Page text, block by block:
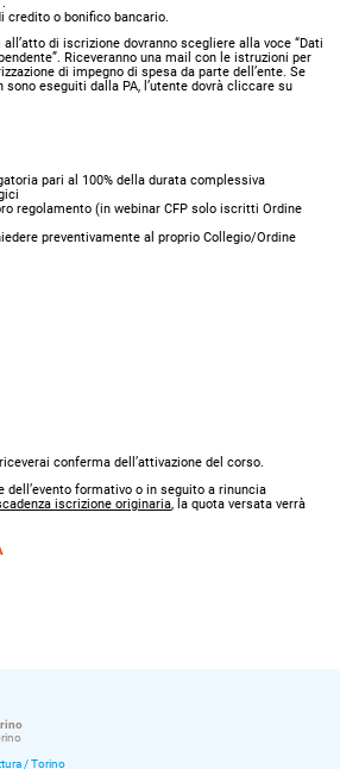
credito o bonifico bancario.
di iscrizione dovranno scegliere alla voce “Dati
Riceveranno una mail con le istruzioni per
di impegno di spesa da parte dell’ente. Se
sono eseguiti dalla PA, l’utente dovrà cliccare su
pari al 100% della durata complessiva
regolamento (in webinar CFP solo iscritti Ordine
preventivamente al proprio Collegio/Ordine
conferma dell’attivazione del corso.
dell’evento formativo o in seguito a rinuncia
iscrizione originaria, la quota versata verrà
/ Torino